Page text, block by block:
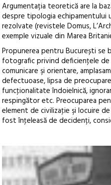
Argumentația teoretică are la
despre tipologia echipamentului
rezolvate (revistele Domus,
exemple vizuale din Marea
Propunerea pentru București se
fotografic privind deficienţele de
comunicare şi orientare,
defectuoase, lipsa de
funcţionalitate îndoielnică,
respingător etc. Preocuparea
element de civilizaţie şi locuire
fost înţeleasă de decidenți,